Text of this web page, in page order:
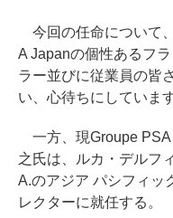
今回の任命について
A Japanの個性あるフ
ラー並びに従業員の皆
い、心待ちにしていま
一方、現Groupe PSA
之氏は、ルカ・デルフ
A.のアジア パシフィッ
レクターに就任する。